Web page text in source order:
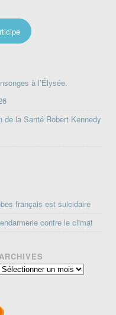
à l’Élysée.
la Santé Robert Kennedy
français est suicidaire
contre le climat
Archives